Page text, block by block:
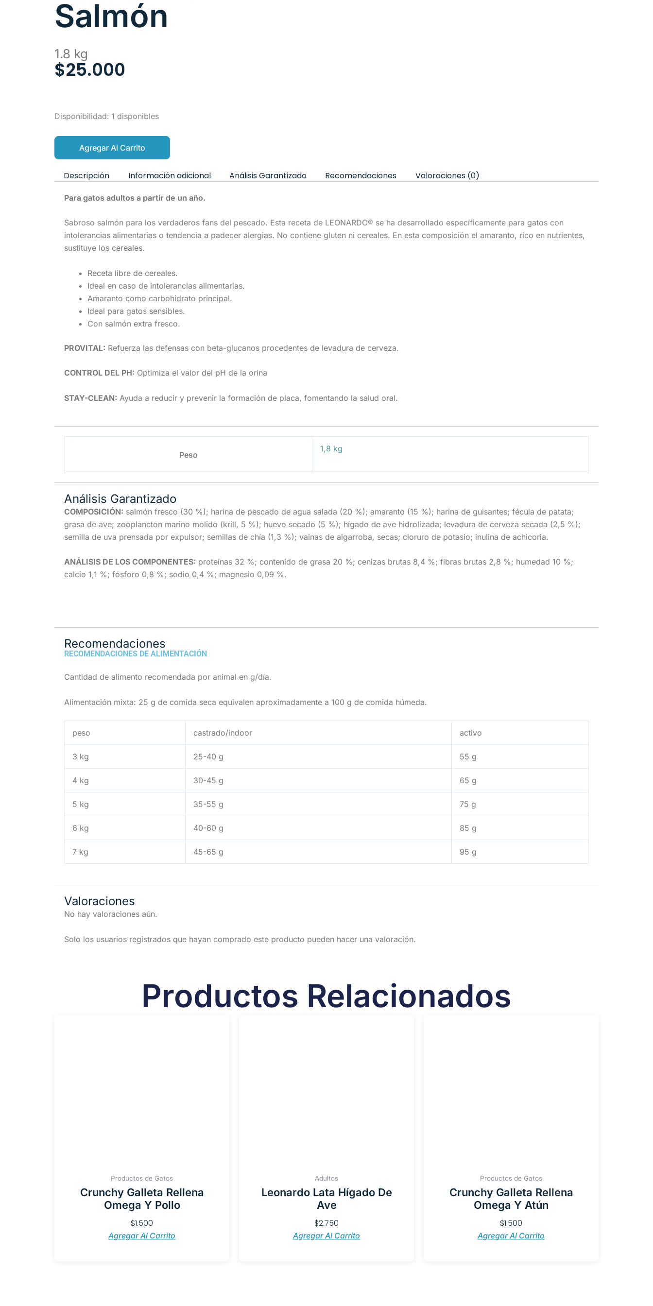
Salmón
1.8 kg
$25.000
Disponibilidad: 1 disponibles
Leonardo
GF
Salmón
Agregar Al Carrito
Descripción Información adicional Análisis Garantizado Recomendaciones Valoraciones (0)
Para gatos adultos a partir de un año.
Sabroso salmón para los verdaderos fans del pescado. Esta receta de LEONARDO® se ha desarrollado específicamente para gatos con
intolerancias alimentarias o tendencia a padecer alergias. No contiene gluten ni cereales. En esta composición el amaranto, rico en nutrientes,
sustituye los cereales.
Receta libre de cereales.
Ideal en caso de intolerancias alimentarias.
Amaranto como carbohidrato principal.
Ideal para gatos sensibles.
Con salmón extra fresco.
PROVITAL: Refuerza las defensas con beta-glucanos procedentes de levadura de cerveza.
CONTROL DEL PH: Optimiza el valor del pH de la orina
STAY-CLEAN: Ayuda a reducir y prevenir la formación de placa, fomentando la salud oral.
Peso
1,8 kg
Análisis Garantizado
COMPOSICIÓN: salmón fresco (30 %); harina de pescado de agua salada (20 %); amaranto (15 %); harina de guisantes; fécula de patata;
grasa de ave; zooplancton marino molido (krill, 5 %); huevo secado (5 %); hígado de ave hidrolizada; levadura de cerveza secada (2,5 %);
semilla de uva prensada por expulsor; semillas de chía (1,3 %); vainas de algarroba, secas; cloruro de potasio; inulina de achicoria.
ANÁLISIS DE LOS COMPONENTES: proteínas 32 %; contenido de grasa 20 %; cenizas brutas 8,4 %; fibras brutas 2,8 %; humedad 10 %;
calcio 1,1 %; fósforo 0,8 %; sodio 0,4 %; magnesio 0,09 %.
Recomendaciones
RECOMENDACIONES DE ALIMENTACIÓN
Cantidad de alimento recomendada por animal en g/día.
Alimentación mixta: 25 g de comida seca equivalen aproximadamente a 100 g de comida húmeda.
peso castrado/indoor activo
3 kg 25-40 g 55 g
4 kg 30-45 g 65 g
5 kg 35-55 g 75 g
6 kg 40-60 g 85 g
7 kg 45-65 g 95 g
Valoraciones
No hay valoraciones aún.
Solo los usuarios registrados que hayan comprado este producto pueden hacer una valoración.
Productos Relacionados
Productos de Gatos
Crunchy Galleta Rellena
Omega Y Pollo
$1.500
Agregar Al Carrito
Adultos
Leonardo Lata Hígado De
Ave
$2.750
Agregar Al Carrito
Productos de Gatos
Crunchy Galleta Rellena
Omega Y Atún
$1.500
Agregar Al Carrito